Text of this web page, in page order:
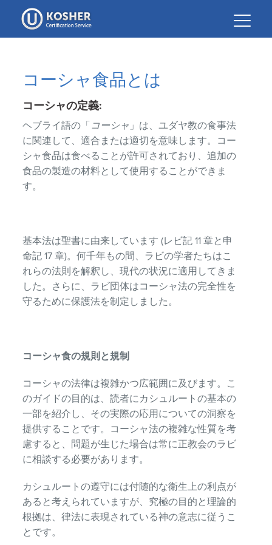
Please
note:
This
accessibility
system.
コーシャ食品とは
コーシャの定義:
ヘブライ語の「コーシャ 」は、ユダヤ教の食事法
に関連して、適合または適切を意味します。コー
シャ食品は食べることが許可されており、追加の
食品の製造の材料として使用することができま
す。
基本法は聖書に由来しています (レビ記 11 章と申
命記 17 章)。何千年もの間、ラビの学者たちはこ
れらの法則を解釈し、現代の状況に適用してきま
した。さらに、ラビ団体はコーシャ法の完全性を
守るために保護法を制定しました。
コーシャ食の規則と規制
コーシャの法律は複雑かつ広範囲に及びます。こ
のガイドの目的は、読者にカシュルートの基本の
一部を紹介し、その実際の応用についての洞察を
提供することです。コーシャ法の複雑な性質を考
慮すると、問題が生じた場合は常に正教会のラビ
に相談する必要があります。
カシュルートの遵守には付随的な衛生上の利点が
あると考えられていますが、究極の目的と理論的
根拠は、律法に表現されている神の意志に従うこ
とです。